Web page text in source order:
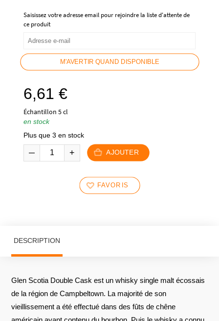
Saisissez votre adresse email pour rejoindre la liste d'attente de
ce produit
M'AVERTIR QUAND DISPONIBLE
6,61 €
Échantillon 5 cl
en stock
Plus que 3 en stock
AJOUTER
FAVORIS
DESCRIPTION
Glen Scotia Double Cask est un whisky single malt écossais
de la région de Campbeltown. La majorité de son
vieillissement a été effectué dans des fûts de chêne